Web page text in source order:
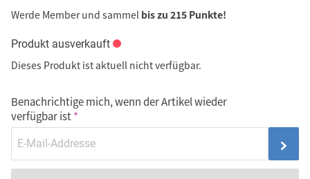
Werde Member und sammel bis zu 215 Punkte!
Produkt ausverkauft
Dieses Produkt ist aktuell nicht verfügbar.
Benachrichtige mich, wenn der Artikel wieder
verfügbar ist